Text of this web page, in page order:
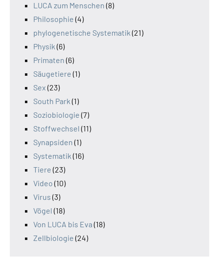
LUCA zum Menschen (8)
Philosophie (4)
phylogenetische Systematik (21)
Physik (6)
Primaten (6)
Säugetiere (1)
Sex (23)
South Park (1)
Soziobiologie (7)
Stoffwechsel (11)
Synapsiden (1)
Systematik (16)
Tiere (23)
Video (10)
Virus (3)
Vögel (18)
Von LUCA bis Eva (18)
Zellbiologie (24)